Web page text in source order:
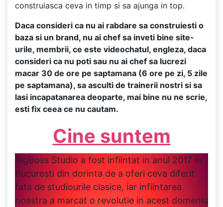
construiasca ceva in timp si sa ajunga in top.
Daca consideri ca nu ai rabdare sa construiesti o
baza si un brand, nu ai chef sa inveti bine site-
urile, membrii, ce este videochatul, engleza, daca
consideri ca nu poti sau nu ai chef sa lucrezi
macar 30 de ore pe saptamana (6 ore pe zi, 5 zile
pe saptamana), sa asculti de trainerii nostri si sa
lasi incapatanarea deoparte, mai bine nu ne scrie,
esti fix ceea ce nu cautam.
Cine suntem
BigBoss Studio a fost infiintat in anul 2017 in
Bucuresti din dorinta de a oferi ceva diferit
fata de studiourile clasice, iar infiintarea
noastra a marcat o revolutie in acest domeniu